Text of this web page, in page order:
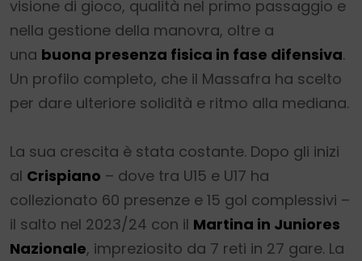
visione di gioco, qualità nel primo passaggio e
nella gestione della manovra, oltre a
una buona presenza fisica in fase difensiva.
Un profilo completo, che il Massafra ha scelto
per dare ulteriore solidità e ritmo alla mediana.
La sua crescita è stata costante. Dopo gli inizi
al Crispiano – dove tra U15 e U17 ha
collezionato 60 presenze e 15 gol complessivi –
il salto nel 2023/24 con il Martina in Juniores
Nazionale, impreziosito da 7 reti in 27 gare. La